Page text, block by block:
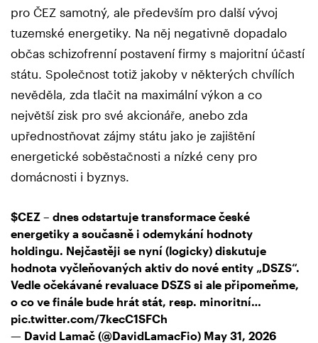
pro ČEZ samotný, ale především pro další vývoj
tuzemské energetiky. Na něj negativně dopadalo
občas schizofrenní postavení firmy s majoritní účastí
státu. Společnost totiž jakoby v některých chvílích
nevěděla, zda tlačit na maximální výkon a co
největší zisk pro své akcionáře, anebo zda
upřednostňovat zájmy státu jako je zajištění
energetické soběstačnosti a nízké ceny pro
domácnosti i byznys.
$CEZ – dnes odstartuje transformace české
energetiky a současně i odemykání hodnoty
holdingu. Nejčastěji se nyní (logicky) diskutuje
hodnota vyčleňovaných aktiv do nové entity „DSZS“.
Vedle očekávané revaluace DSZS si ale připomeňme,
o co ve finále bude hrát stát, resp. minoritní…
pic.twitter.com/7kecC1SFCh
— David Lamač (@DavidLamacFio) May 31, 2026